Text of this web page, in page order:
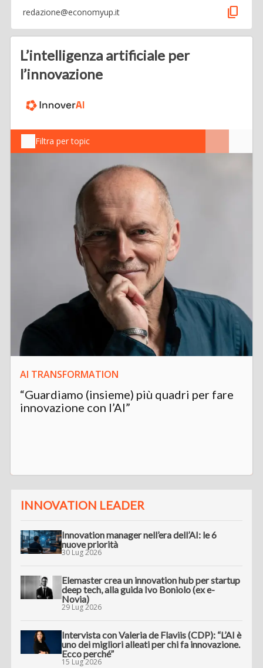
redazione@economyup.it content_copy
L’intelligenza artificiale per
l’innovazione
Filtra per topic
AI TRANSFORMATION
“Guardiamo (insieme) più quadri per fare
innovazione con l’AI”
INNOVATION LEADER
Innovation manager nell’era dell’AI: le 6
nuove priorità
30 Lug 2026
Elemaster crea un innovation hub per startup
deep tech, alla guida Ivo Boniolo (ex e-
Novia)
29 Lug 2026
Intervista con Valeria de Flaviis (CDP): “L’AI è
uno dei migliori alleati per chi fa innovazione.
Ecco perché”
15 Lug 2026